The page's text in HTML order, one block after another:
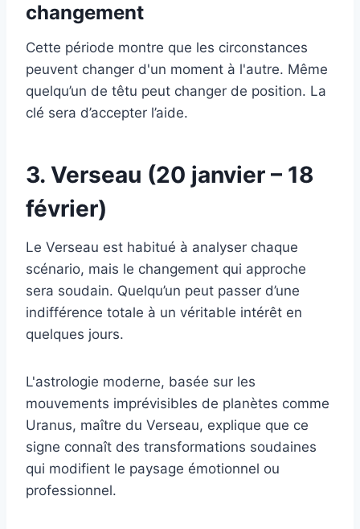
changement
Cette période montre que les circonstances
peuvent changer d'un moment à l'autre. Même
quelqu’un de têtu peut changer de position. La
clé sera d’accepter l’aide.
3. Verseau (20 janvier – 18
février)
Le Verseau est habitué à analyser chaque
scénario, mais le changement qui approche
sera soudain. Quelqu’un peut passer d’une
indifférence totale à un véritable intérêt en
quelques jours.
L'astrologie moderne, basée sur les
mouvements imprévisibles de planètes comme
Uranus, maître du Verseau, explique que ce
signe connaît des transformations soudaines
qui modifient le paysage émotionnel ou
professionnel.